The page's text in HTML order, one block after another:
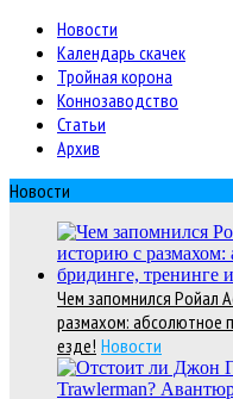
Новости
Календарь скачек
Тройная корона
Коннозаводство
Статьи
Архив
Новости
Чем запомнился Ройал
размахом: абсолютное
езде! Новости